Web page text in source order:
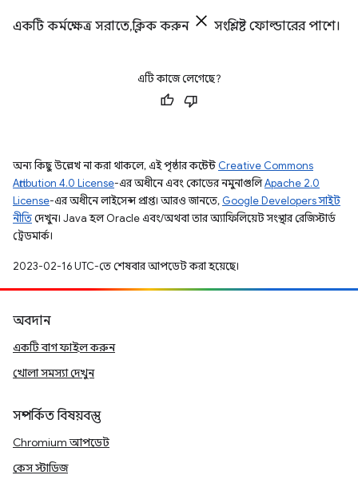
একটি কর্মক্ষেত্র সরাতে, ক্লিক করুন সংশ্লিষ্ট ফোল্ডারের পাশে।
এটি কাজে লেগেছে?
অন্য কিছু উল্লেখ না করা থাকলে, এই পৃষ্ঠার কন্টেন্ট Creative Commons
Attribution 4.0 License-এর অধীনে এবং কোডের নমুনাগুলিApache 2.0
License-এর অধীনে লাইসেন্স প্রাপ্ত। আরও জানতে, Google Developers সাইট
নীতিদেখুন। Java হল Oracle এবং/অথবা তার অ্যাফিলিয়েট সংস্থার রেজিস্টার্ড
ট্রেডমার্ক।
2023-02-16 UTC-তে শেষবার আপডেট করা হয়েছে।
অবদান
একটি বাগ ফাইল করুন
খোলা সমস্যা দেখুন
সম্পর্কিত বিষয়বস্তু
Chromium আপডেট
কেস স্টাডিজ